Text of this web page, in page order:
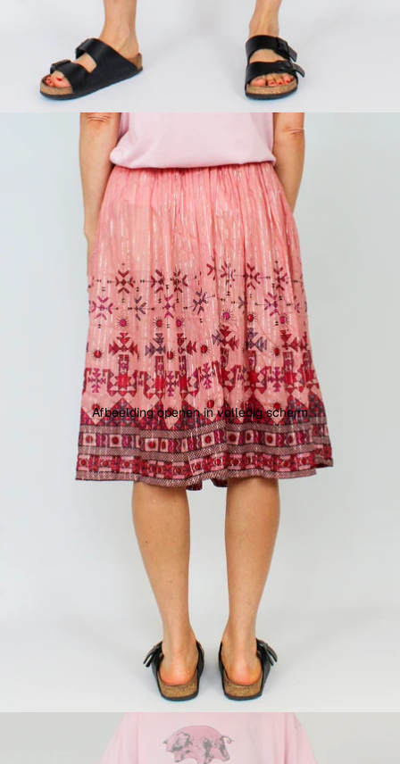
Afbeelding openen in volledig scherm